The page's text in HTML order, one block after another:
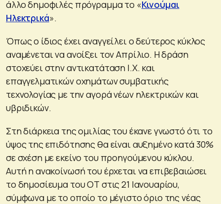
άλλο δημοφιλές πρόγραμμα το «Κινούμαι
Ηλεκτρικά».
Όπως ο ίδιος έχει αναγγείλει ο δεύτερος κύκλος
αναμένεται να ανοίξει τον Απρίλιο. Η δράση
στοχεύει στην αντικατάταση Ι.Χ. και
επαγγελματικών οχημάτων συμβατικής
τεχνολογίας με την αγορά νέων ηλεκτρικών και
υβριδικών.
Στη διάρκεια της ομιλίας του έκανε γνωστό ότι το
ύψος της επιδότησης θα είναι αυξημένο κατά 30%
σε σχέση με εκείνο του προηγούμενου κύκλου.
Αυτή η ανακοίνωσή του έρχεται να επιβεβαιώσει
το δημοσίευμα του ΟΤ στις 21 Ιανουαρίου,
σύμφωνα με το οποίο το μέγιστο όριο της νέας